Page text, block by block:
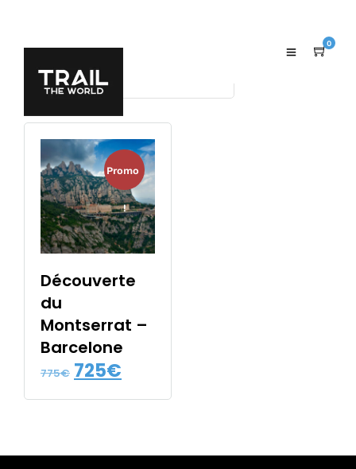
0
Promo
!
Découverte
du
Montserrat –
Barcelone
775€ Le
prix
725€
prix